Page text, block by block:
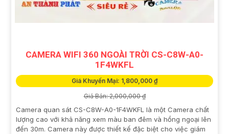
CAMERA WIFI 360 NGOÀI TRỜI CS-C8W-A0-
1F4WKFL
Giá Khuyến Mại: 1,800,000 ₫
Giá Bán: 2,000,000 ₫
Camera quan sát CS-C8W-A0-1F4WKFL là một Camera chất
lượng cao với khả năng xem màu ban đêm và hồng ngoại lên
đến 30m. Camera này được thiết kế đặc biệt cho việc giám